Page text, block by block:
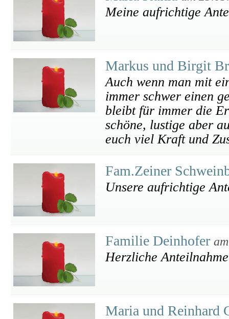
Meine aufrichtige
Markus und Birgit
Auch wenn man mit
immer schwer einen
bleibt für immer die
schöne, lustige aber
euch viel Kraft und
Fam.Zeiner
Unsere aufrichtige
Familie Deinhofer
Herzliche
Maria und Reinhard